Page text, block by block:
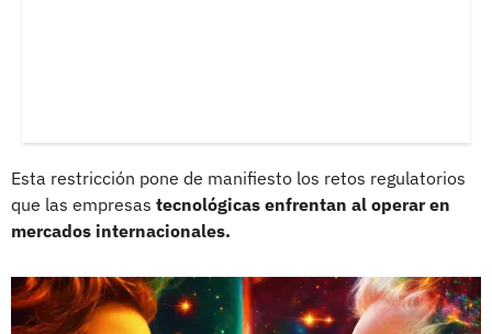
Esta restricción pone de manifiesto los retos regulatorios
que las empresas tecnológicas enfrentan al operar en
mercados internacionales.